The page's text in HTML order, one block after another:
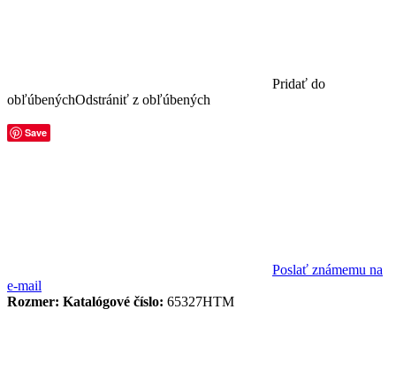
Pridať do
obľúbenýchOdstrániť z obľúbených
Save
Poslať známemu na
e-mail
Rozmer: Katalógové číslo: 65327HTM